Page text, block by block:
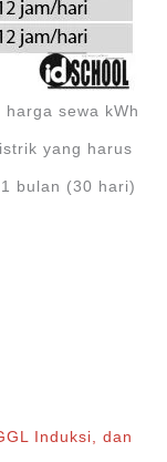
sewa kWh
yang harus
bulan (30 hari)
Induksi, dan